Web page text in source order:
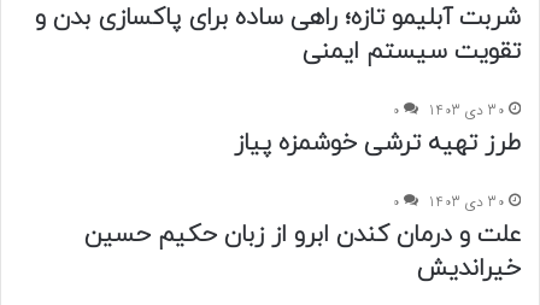
شربت آبلیمو تازه؛ راهی ساده برای پاکسازی بدن و
تقویت سیستم ایمنی
30 دی 1403 0
طرز تهیه ترشی خوشمزه پیاز
30 دی 1403 0
علت و درمان کندن ابرو از زبان حکیم حسین
خیراندیش